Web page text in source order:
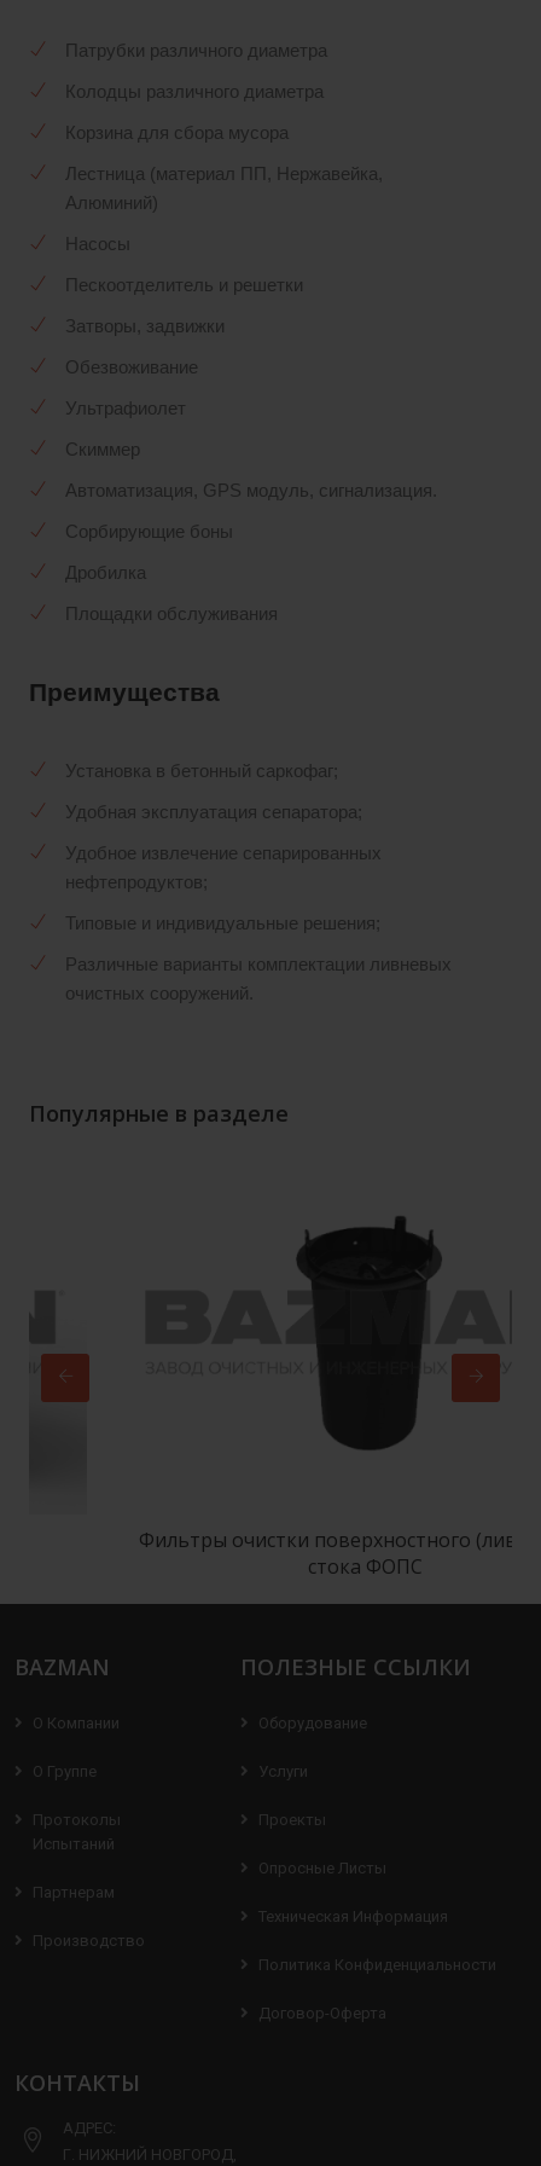
Патрубки различного диаметра
Колодцы различного диаметра
Корзина для сбора мусора
Лестница (материал ПП, Нержавейка,
Алюминий)
Насосы
Пескоотделитель и решетки
Затворы, задвижки
Обезвоживание
Ультрафиолет
Скиммер
Автоматизация, GPS модуль, сигнализация.
Сорбирующие боны
Дробилка
Площадки обслуживания
Преимущества
Установка в бетонный саркофаг;
Удобная эксплуатация сепаратора;
Удобное извлечение сепарированных
нефтепродуктов;
Типовые и индивидуальные решения;
Различные варианты комплектации ливневых
очистных сооружений.
Популярные в разделе
Фильтры очистки поверхностного
стока ФОПС
BAZMAN
О Компании
О Группе
Протоколы
Испытаний
Партнерам
Производство
ПОЛЕЗНЫЕ ССЫЛКИ
Оборудование
Услуги
Проекты
Опросные Листы
Техническая Информация
Политика Конфиденциальности
Договор-Оферта
КОНТАКТЫ
АДРЕС:
Г. НИЖНИЙ НОВГОРОД,